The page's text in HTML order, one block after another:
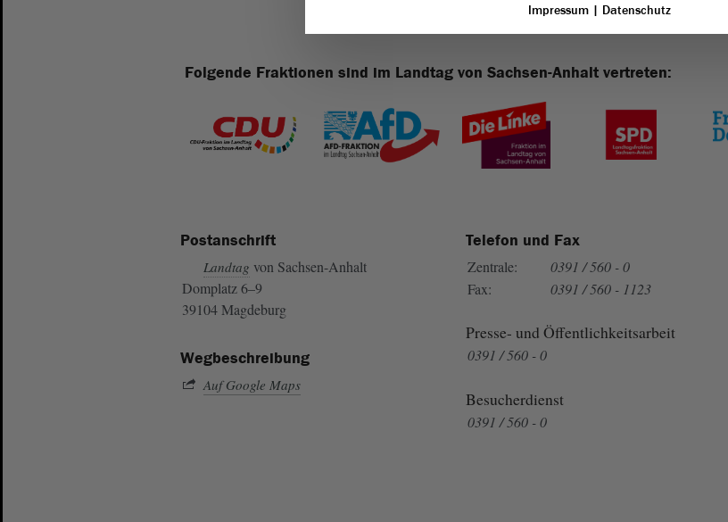
Folgende Fraktionen sind im Landtag von Sachsen-Anhalt vertreten:
Postanschrift
Landtag von Sachsen-Anhalt
Domplatz 6–9
39104 Magdeburg
Wegbeschreibung
Auf Google Maps
Telefon und Fax
Zentrale:
0391 / 560 - 0
Fax:
0391 / 560 - 1123
Presse- und Öffentlichkeitsarbeit
0391 / 560 - 0
Besucherdienst
0391 / 560 - 0
Impressum | Datenschutz